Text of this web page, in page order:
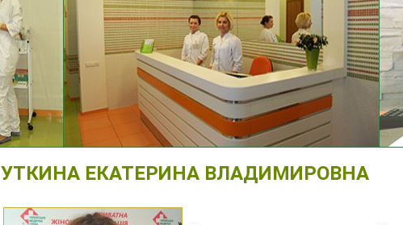
УТКИНА ЕКАТЕРИНА ВЛАДИМИРОВНА